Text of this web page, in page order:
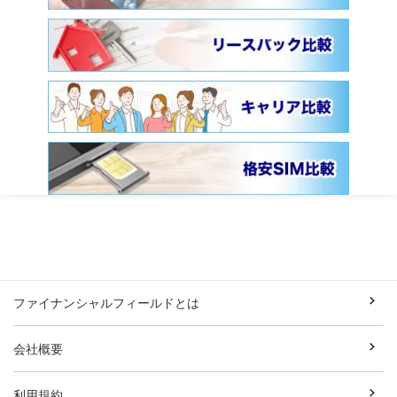
ファイナンシャルフィールドとは
会社概要
利用規約